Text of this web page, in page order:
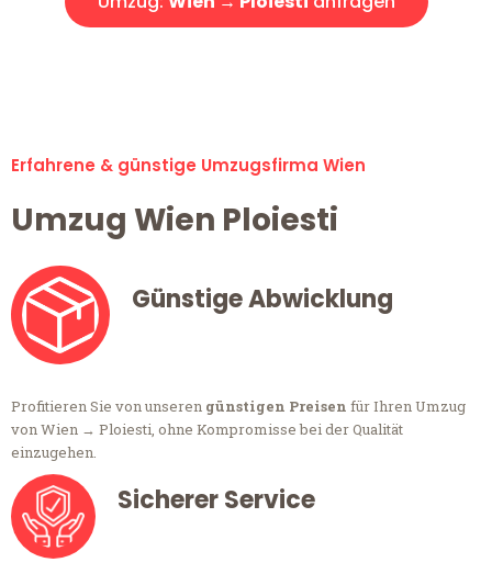
Erfahrene & günstige Umzugsfirma Wien
Umzug Wien Ploiesti
Günstige Abwicklung
Profitieren Sie von unseren günstigen Preisen für Ihren Umzug
von Wien → Ploiesti, ohne Kompromisse bei der Qualität
einzugehen.
Sicherer Service